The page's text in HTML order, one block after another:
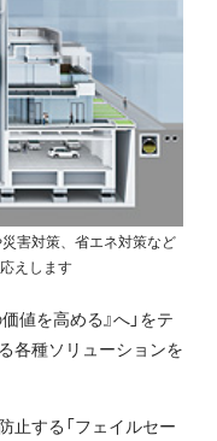
災害対策、省エネ対策など
えします
値を高める』へ」をテ
各種ソリューションを
止する「フェイルセー